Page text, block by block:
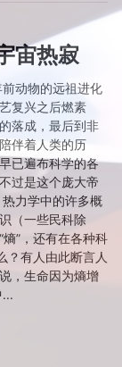
宙热寂
动物的远祖进化
复兴之后燃素
落成，最后到非
伴着人类的历
已遍布科学的各
过是这个庞大帝
力学中的许多概
（一些民科除
”，还有在各种科
？有人由此断言人
，生命因为熵增